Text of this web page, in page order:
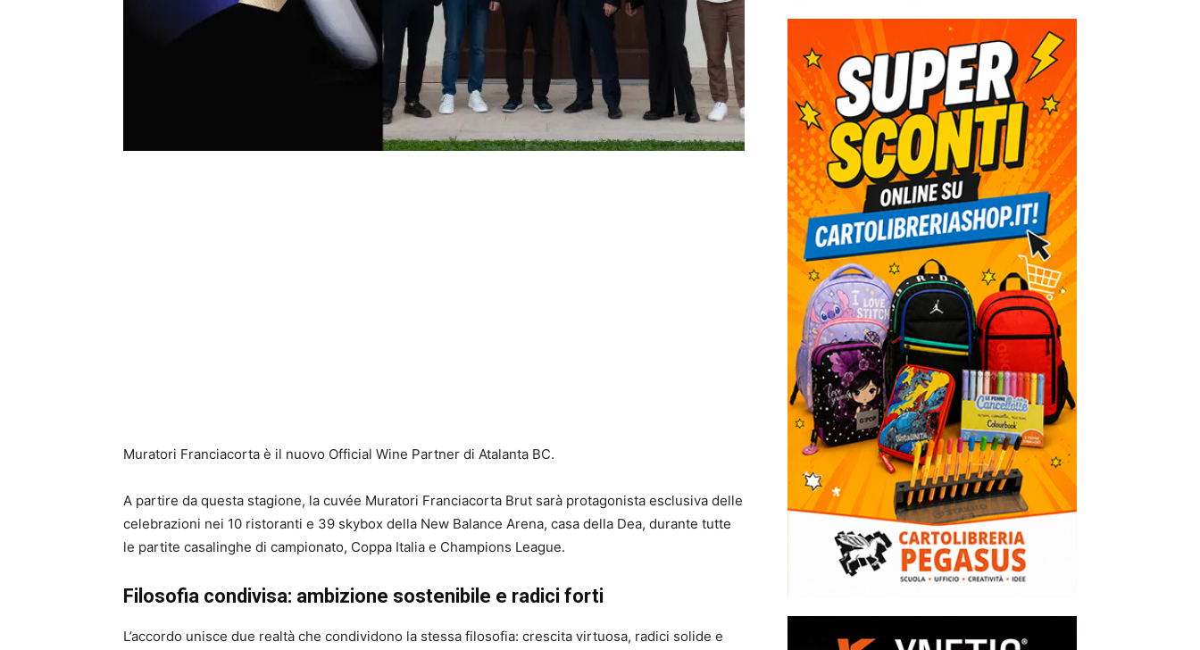
Muratori Franciacorta è il nuovo Official Wine Partner di Atalanta BC.
A partire da questa stagione, la cuvée Muratori Franciacorta Brut sarà protagonista esclusiva delle
celebrazioni nei 10 ristoranti e 39 skybox della New Balance Arena, casa della Dea, durante tutte
le partite casalinghe di campionato, Coppa Italia e Champions League.
Filosofia condivisa: ambizione sostenibile e radici forti
L’accordo unisce due realtà che condividono la stessa filosofia: crescita virtuosa, radici solide e